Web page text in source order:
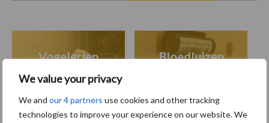
We value your privacy
We and our 4 partners use cookies and other tracking
technologies to improve your experience on our website. We
Vogelgriep Bloedluizen